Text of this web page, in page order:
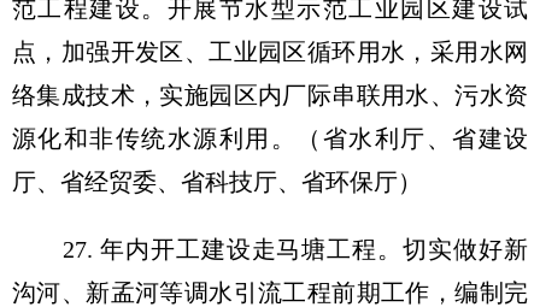
范工程建设。开展节水型示范工业园区建设试
点，加强开发区、工业园区循环用水，采用水网
络集成技术，实施园区内厂际串联用水、污水资
源化和非传统水源利用。（省水利厅、省建设
厅、省经贸委、省科技厅、省环保厅）
27. 年内开工建设走马塘工程。切实做好新
沟河、新孟河等调水引流工程前期工作，编制完